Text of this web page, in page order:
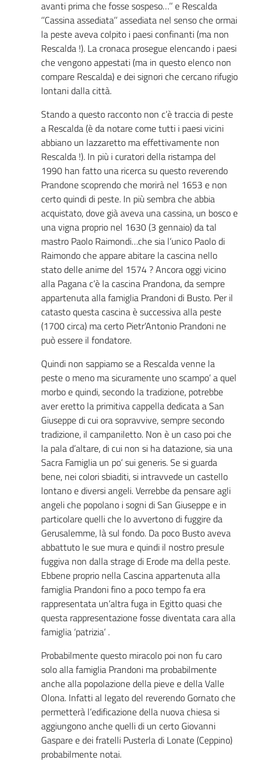
avanti prima che fosse sospeso…’’ e Rescalda
‘’Cassina assediata’’ assediata nel senso che ormai
la peste aveva colpito i paesi confinanti (ma non
Rescalda !). La cronaca prosegue elencando i paesi
che vengono appestati (ma in questo elenco non
compare Rescalda) e dei signori che cercano rifugio
lontani dalla città.
Stando a questo racconto non c’è traccia di peste
a Rescalda (è da notare come tutti i paesi vicini
abbiano un lazzaretto ma effettivamente non
Rescalda !). In più i curatori della ristampa del
1990 han fatto una ricerca su questo reverendo
Prandone scoprendo che morirà nel 1653 e non
certo quindi di peste. In più sembra che abbia
acquistato, dove già aveva una cassina, un bosco e
una vigna proprio nel 1630 (3 gennaio) da tal
mastro Paolo Raimondi…che sia l’unico Paolo di
Raimondo che appare abitare la cascina nello
stato delle anime del 1574 ? Ancora oggi vicino
alla Pagana c’è la cascina Prandona, da sempre
appartenuta alla famiglia Prandoni di Busto. Per il
catasto questa cascina è successiva alla peste
(1700 circa) ma certo Pietr’Antonio Prandoni ne
può essere il fondatore.
Quindi non sappiamo se a Rescalda venne la
peste o meno ma sicuramente uno scampo’ a quel
morbo e quindi, secondo la tradizione, potrebbe
aver eretto la primitiva cappella dedicata a San
Giuseppe di cui ora sopravvive, sempre secondo
tradizione, il campaniletto. Non è un caso poi che
la pala d’altare, di cui non si ha datazione, sia una
Sacra Famiglia un po’ sui generis. Se si guarda
bene, nei colori sbiaditi, si intravvede un castello
lontano e diversi angeli. Verrebbe da pensare agli
angeli che popolano i sogni di San Giuseppe e in
particolare quelli che lo avvertono di fuggire da
Gerusalemme, là sul fondo. Da poco Busto aveva
abbattuto le sue mura e quindi il nostro presule
fuggiva non dalla strage di Erode ma della peste.
Ebbene proprio nella Cascina appartenuta alla
famiglia Prandoni fino a poco tempo fa era
rappresentata un’altra fuga in Egitto quasi che
questa rappresentazione fosse diventata cara alla
famiglia ‘patrizia’ .
Probabilmente questo miracolo poi non fu caro
solo alla famiglia Prandoni ma probabilmente
anche alla popolazione della pieve e della Valle
Olona. Infatti al legato del reverendo Gornato che
permetterà l’edificazione della nuova chiesa si
aggiungono anche quelli di un certo Giovanni
Gaspare e dei fratelli Pusterla di Lonate (Ceppino)
probabilmente notai.